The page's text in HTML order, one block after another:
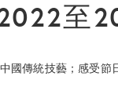
至
國傳統技藝；感受